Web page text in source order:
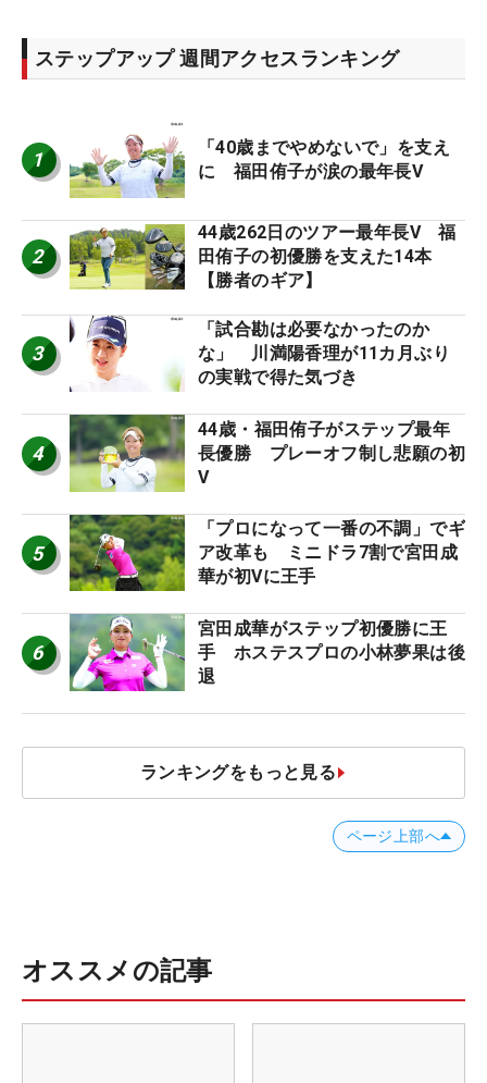
ステップアップ 週間アクセスランキング
1
「40歳までやめないで」を支え
に 福田侑子が涙の最年長V
2
44歳262日のツアー最年長V 福
田侑子の初優勝を支えた14本
【勝者のギア】
3
「試合勘は必要なかったのか
な」 川満陽香理が11カ月ぶり
の実戦で得た気づき
4
44歳・福田侑子がステップ最年
長優勝 プレーオフ制し悲願の初
V
5
「プロになって一番の不調」でギ
ア改革も ミニドラ7割で宮田成
華が初Vに王手
6
宮田成華がステップ初優勝に王
手 ホステスプロの小林夢果は後
退
ランキングをもっと見る
ページ上部へ
オススメの記事